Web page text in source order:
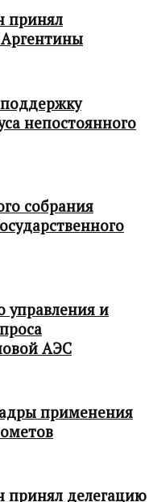
принял
непостоянного
собрания
управления и
АЭС
применения
делегацию